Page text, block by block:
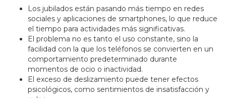
Los jubilados están pasando más tiempo en redes
sociales y aplicaciones de smartphones, lo que reduce
el tiempo para actividades más significativas.
El problema no es tanto el uso constante, sino la
facilidad con la que los teléfonos se convierten en un
comportamiento predeterminado durante
momentos de ocio o inactividad.
El exceso de deslizamiento puede tener efectos
psicológicos, como sentimientos de insatisfacción y